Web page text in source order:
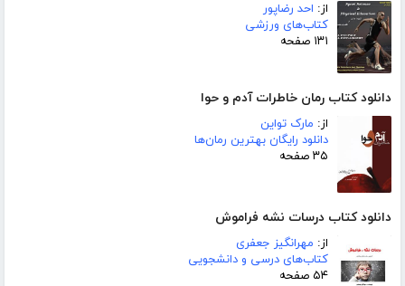
از: احد رضاپور
کتاب‌های ورزشی
۱۳۱ صفحه
دانلود کتاب رمان خاطرات آدم و حوا
از: مارک تواین
دانلود رایگان بهترین رمان‌ها
۳۵ صفحه
دانلود کتاب درسات نشه فراموش
از: مهرانگیز جعفری
کتاب‌های درسی و دانشجویی
۵۴ صفحه